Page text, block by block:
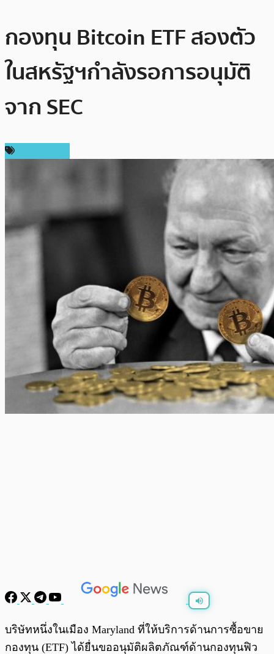
กองทุน Bitcoin ETF สองตัว
ในสหรัฐฯกำลังรอการอนุมัติ
จาก SEC
พร้อมเล่น /0:00
บริษัทหนึ่งในเมือง Maryland ที่ให้บริการด้านการซื้อขาย
กองทุน (ETF) ได้ยื่นขออนุมัติผลิตภัณฑ์ด้านกองทุนฟิว